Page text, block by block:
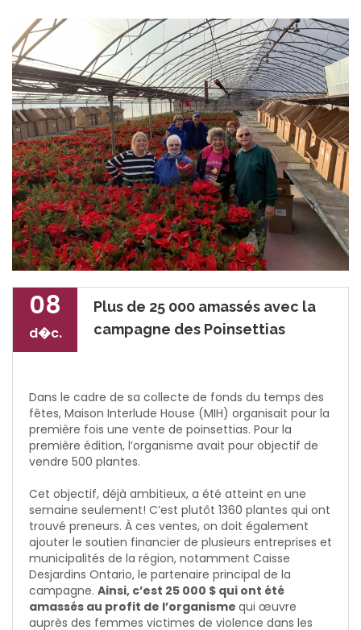
08
d�c.
Plus de 25 000 amassés avec la
campagne des Poinsettias
Dans le cadre de sa collecte de fonds du temps des
fêtes, Maison Interlude House (MIH) organisait pour la
première fois une vente de poinsettias. Pour la
première édition, l’organisme avait pour objectif de
vendre 500 plantes.
Cet objectif, déjà ambitieux, a été atteint en une
semaine seulement! C’est plutôt 1360 plantes qui ont
trouvé preneurs. À ces ventes, on doit également
ajouter le soutien financier de plusieurs entreprises et
municipalités de la région, notamment Caisse
Desjardins Ontario, le partenaire principal de la
campagne. Ainsi, c’est 25 000 $ qui ont été
amassés au profit de l’organisme qui œuvre
auprès des femmes victimes de violence dans les